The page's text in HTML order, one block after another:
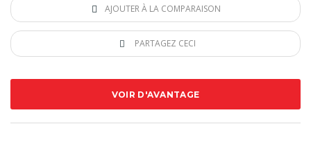
AJOUTER À LA COMPARAISON
PARTAGEZ CECI
VOIR D'AVANTAGE